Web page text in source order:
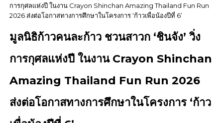
การกุศลแห่งปี ในงาน Crayon Shinchan Amazing Thailand Fun Run
2026 ส่งต่อโอกาสทางการศึกษาในโครงการ ‘ก้าวเพื่อน้องปีที่ 6’
มูลนิธิก้าวคนละก้าว ชวนสาวก ‘ชินจัง’ วิ่ง
การกุศลแห่งปี ในงาน Crayon Shinchan
Amazing Thailand Fun Run 2026
ส่งต่อโอกาสทางการศึกษาในโครงการ ‘ก้าว